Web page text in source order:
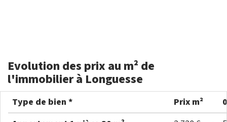
Evolution des prix au m² de
l'immobilier à Longuesse
Type de bien * Prix m²